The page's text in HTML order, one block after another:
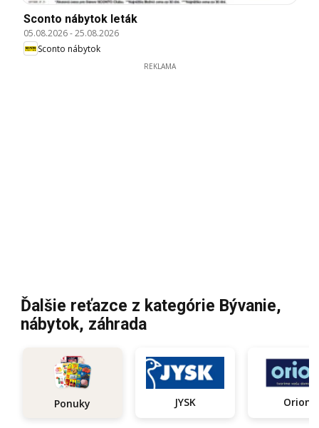
Sconto nábytok leták
05.08.2026-25.08.2026
Sconto nábytok
REKLAMA
Ďalšie reťazce z kategórie Bývanie,
nábytok, záhrada
Ponuky JYSK Orion